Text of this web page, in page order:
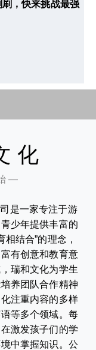
，快来挑战最强
化
—
是一家专注于游
少年提供丰富的
结合”的理念，
有创意和教育意
瑞和文化为学生
养团队合作精神
注重内容的多样
等多个领域。每
激发孩子们的学
中掌握知识。公